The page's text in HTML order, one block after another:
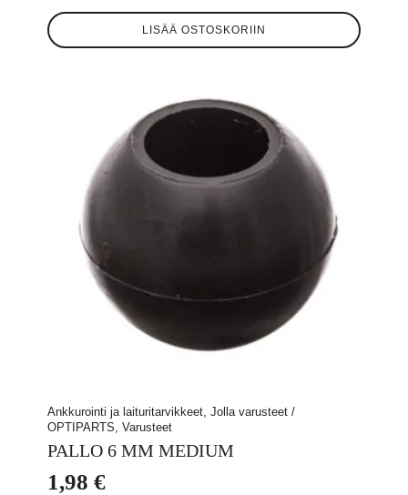
LISÄÄ OSTOSKORIIN
Ankkurointi ja laituritarvikkeet, Jolla varusteet /
OPTIPARTS, Varusteet
PALLO 6 MM MEDIUM
1,98 €